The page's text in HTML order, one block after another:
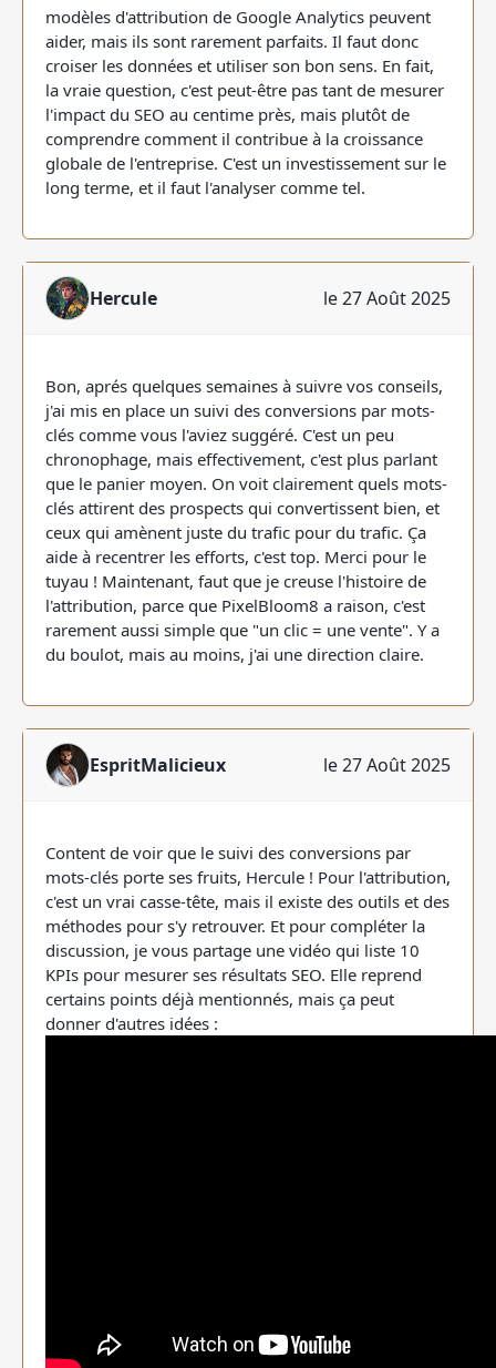
modèles d'attribution de Google Analytics peuvent
aider, mais ils sont rarement parfaits. Il faut donc
croiser les données et utiliser son bon sens. En fait,
la vraie question, c'est peut-être pas tant de mesurer
l'impact du SEO au centime près, mais plutôt de
comprendre comment il contribue à la croissance
globale de l'entreprise. C'est un investissement sur le
long terme, et il faut l'analyser comme tel.
Hercule le 27 Août 2025
Bon, aprés quelques semaines à suivre vos conseils,
j'ai mis en place un suivi des conversions par mots-
clés comme vous l'aviez suggéré. C'est un peu
chronophage, mais effectivement, c'est plus parlant
que le panier moyen. On voit clairement quels mots-
clés attirent des prospects qui convertissent bien, et
ceux qui amènent juste du trafic pour du trafic. Ça
aide à recentrer les efforts, c'est top. Merci pour le
tuyau ! Maintenant, faut que je creuse l'histoire de
l'attribution, parce que PixelBloom8 a raison, c'est
rarement aussi simple que "un clic = une vente". Y a
du boulot, mais au moins, j'ai une direction claire.
EspritMalicieux le 27 Août 2025
Content de voir que le suivi des conversions par
mots-clés porte ses fruits, Hercule ! Pour l'attribution,
c'est un vrai casse-tête, mais il existe des outils et des
méthodes pour s'y retrouver. Et pour compléter la
discussion, je vous partage une vidéo qui liste 10
KPIs pour mesurer ses résultats SEO. Elle reprend
certains points déjà mentionnés, mais ça peut
donner d'autres idées :